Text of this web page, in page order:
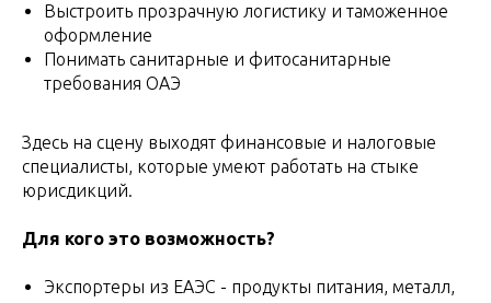
Выстроить прозрачную логистику и таможенное
оформление
Понимать санитарные и фитосанитарные
требования ОАЭ
Здесь на сцену выходят финансовые и налоговые
специалисты, которые умеют работать на стыке
юрисдикций.
Для кого это возможность?
Экспортеры из ЕАЭС - продукты питания, металл,